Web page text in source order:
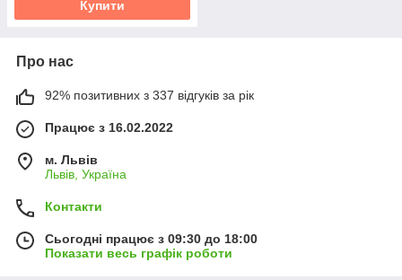
Купити
Про нас
92% позитивних з 337 відгуків за рік
Працює з 16.02.2022
м. Львів
Львів, Україна
Контакти
Сьогодні працює з 09:30 до 18:00
Показати весь графік роботи